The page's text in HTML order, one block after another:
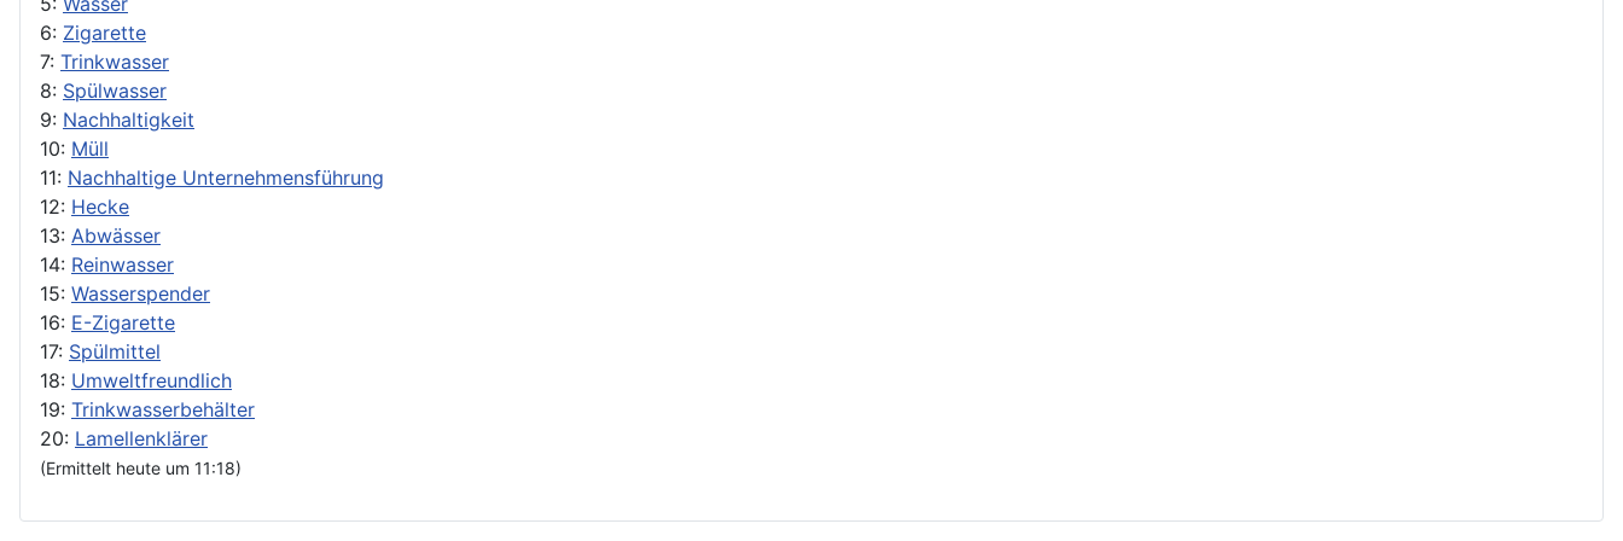
6: Zigarette
7: Trinkwasser
8: Spülwasser
9: Nachhaltigkeit
10: Müll
11: Nachhaltige Unternehmensführung
12: Hecke
13: Abwässer
14: Reinwasser
15: Wasserspender
16: E-Zigarette
17: Spülmittel
18: Umweltfreundlich
19: Trinkwasserbehälter
20: Lamellenklärer
(Ermittelt heute um 11:18)